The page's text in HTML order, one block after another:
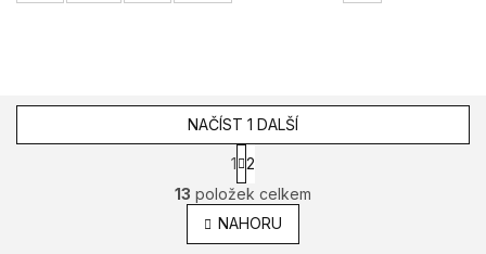
O
v
l
á
NAČÍST 1 DALŠÍ
S
t
r
á
n
1 2
13 položek celkem
NAHORU